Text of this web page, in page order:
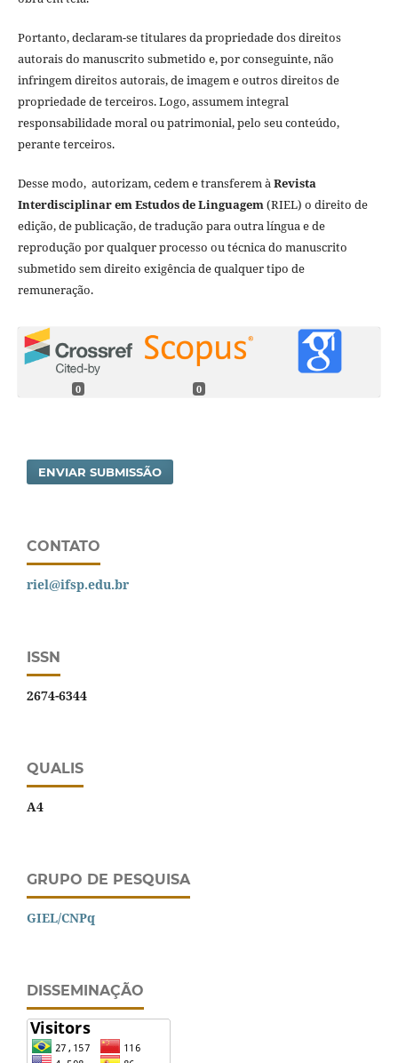
Portanto, declaram-se titulares da propriedade dos direitos
autorais do manuscrito submetido e, por conseguinte, não
infringem direitos autorais, de imagem e outros direitos de
propriedade de terceiros. Logo, assumem integral
responsabilidade moral ou patrimonial, pelo seu conteúdo,
perante terceiros.
Desse modo, autorizam, cedem e transferem àRevista
Interdisciplinar em Estudos de Linguagem(RIEL) o direito de
edição, de publicação, de tradução para outra língua e de
reprodução por qualquer processo ou técnica do manuscrito
submetido sem direito exigência de qualquer tipo de
remuneração.
0 0
ENVIAR SUBMISSÃO
CONTATO
riel@ifsp.edu.br
ISSN
2674-6344
QUALIS
A4
GRUPO DE PESQUISA
GIEL/CNPq
DISSEMINAÇÃO